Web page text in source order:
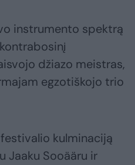
instrumento spektrą
džiazo meistras,
egzotiškojo trio
kulminaciją
Jaaku Sooääru ir